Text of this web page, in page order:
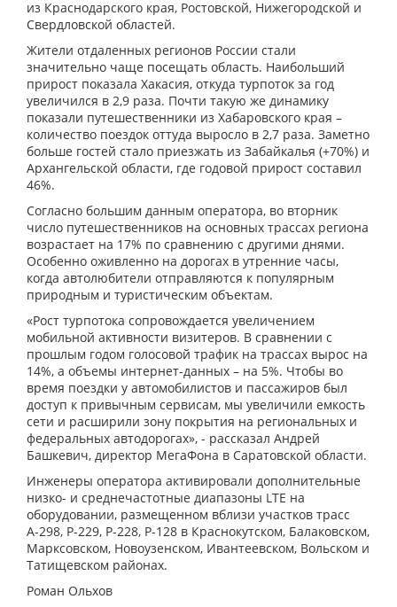
из Краснодарского края, Ростовской, Нижегородской и
Свердловской областей.
Жители отдаленных регионов России стали
значительно чаще посещать область. Наибольший
прирост показала Хакасия, откуда турпоток за год
увеличился в 2,9 раза. Почти такую же динамику
показали путешественники из Хабаровского края –
количество поездок оттуда выросло в 2,7 раза. Заметно
больше гостей стало приезжать из Забайкалья (+70%) и
Архангельской области, где годовой прирост составил
46%.
Согласно большим данным оператора, во вторник
число путешественников на основных трассах региона
возрастает на 17% по сравнению с другими днями.
Особенно оживленно на дорогах в утренние часы,
когда автолюбители отправляются к популярным
природным и туристическим объектам.
«Рост турпотока сопровождается увеличением
мобильной активности визитеров. В сравнении с
прошлым годом голосовой трафик на трассах вырос на
14%, а объемы интернет-данных – на 5%. Чтобы во
время поездки у автомобилистов и пассажиров был
доступ к привычным сервисам, мы увеличили емкость
сети и расширили зону покрытия на региональных и
федеральных автодорогах», - рассказал Андрей
Башкевич, директор МегаФона в Саратовской области.
Инженеры оператора активировали дополнительные
низко- и среднечастотные диапазоны LTE на
оборудовании, размещенном вблизи участков трасс
А-298, Р-229, Р-228, Р-128 в Краснокутском, Балаковском,
Марксовском, Новоузенском, Ивантеевском, Вольском и
Татищевском районах.
Роман Ольхов